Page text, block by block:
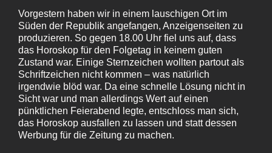
Vorgestern haben wir in einem lauschigen Ort im
Süden der Republik angefangen, Anzeigenseiten zu
produzieren. So gegen 18.00 Uhr fiel uns auf, dass
das Horoskop für den Folgetag in keinem guten
Zustand war. Einige Sternzeichen wollten partout als
Schriftzeichen nicht kommen – was natürlich
irgendwie blöd war. Da eine schnelle Lösung nicht in
Sicht war und man allerdings Wert auf einen
pünktlichen Feierabend legte, entschloss man sich,
das Horoskop ausfallen zu lassen und statt dessen
Werbung für die Zeitung zu machen.